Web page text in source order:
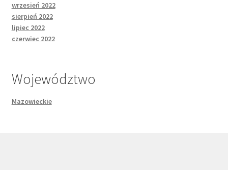
wrzesień 2022
sierpień 2022
lipiec 2022
czerwiec 2022
Województwo
Mazowieckie